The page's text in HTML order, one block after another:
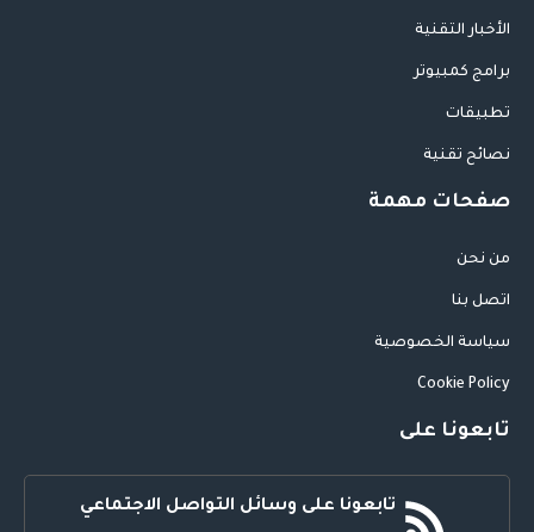
الأخبار التقنية
برامج كمبيوتر
تطبيقات
نصائح تقنية
صفحات مهمة
من نحن
اتصل بنا
سياسة الخصوصية
Cookie Policy
تابعونا على
تابعونا على وسائل التواصل الاجتماعي